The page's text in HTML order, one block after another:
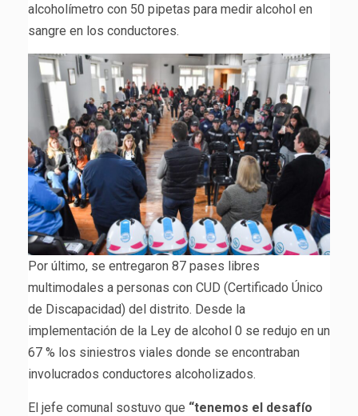
alcoholímetro con 50 pipetas para medir alcohol en
sangre en los conductores.
Por último, se entregaron 87 pases libres
multimodales a personas con CUD (Certificado Único
de Discapacidad) del distrito. Desde la
implementación de la Ley de alcohol 0 se redujo en un
67 % los siniestros viales donde se encontraban
involucrados conductores alcoholizados.
El jefe comunal sostuvo que “tenemos el desafío